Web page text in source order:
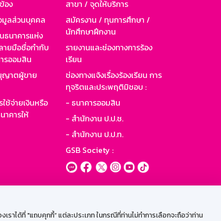
ได้ที่ "แถบคุกกี้” แต่ละประเภท ในกรณีที่ท่านไม่ทำการเลือกจะถือว่าท่าน
อง
มูลส่วนบุคคล
นาคารแห่ง
ายมือชื่อกำกับ
รออมสิน
ญาตผู้ขาย
ช้จ่ายเงินหรือ
คารให้
สาขา / จุดให้บริการ
สมัครงาน / ทุนการศึกษา /
นักศึกษาฝึกงาน
รายงานและช่องทางการร้อง
เรียน
ช่องทางแจ้งเรื่องร้องเรียน การ
ทุจริตและประพฤติมิชอบ :
- ธนาคารออมสิน
- สำนักงาน ป.ป.ช.
- สำนักงาน ป.ป.ท.
GSB Society :